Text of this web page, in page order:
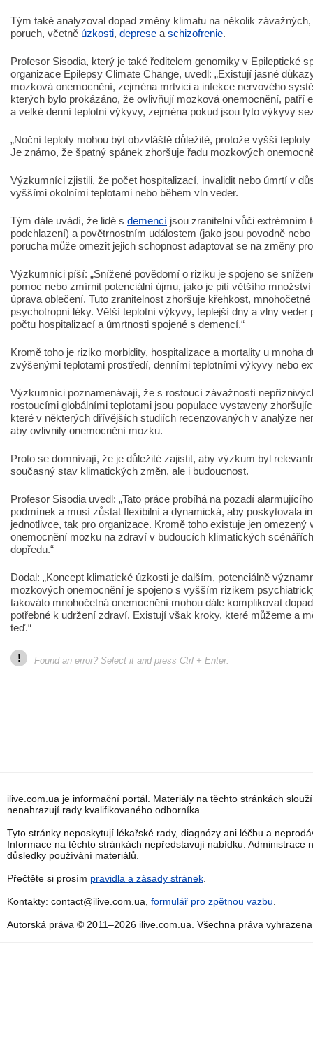
Tým také analyzoval dopad změny klimatu na několik
poruch, včetně úzkosti, deprese a schizofrenie.
Profesor Sisodia, který je také ředitelem genomiky v Epileptické
organizace Epilepsy Climate Change, uvedl: „Existují jasné
mozková onemocnění, zejména mrtvici a infekce nervového
kterých bylo prokázáno, že ovlivňují mozková onemocnění, patří
a velké denní teplotní výkyvy, zejména pokud jsou tyto výkyvy
„Noční teploty mohou být obzvláště důležité, protože vyšší
Je známo, že špatný spánek zhoršuje řadu mozkových
Výzkumníci zjistili, že počet hospitalizací, invalidit nebo úmrtí v
vyššími okolními teplotami nebo během vln veder.
Tým dále uvádí, že lidé s demencí jsou zranitelní vůči extrémním
podchlazení) a povětrnostním událostem (jako jsou povodně
porucha může omezit jejich schopnost adaptovat se na změny
Výzkumníci píší: „Snížené povědomí o riziku je spojeno se
pomoc nebo zmírnit potenciální újmu, jako je pití většího
úprava oblečení. Tuto zranitelnost zhoršuje křehkost,
psychotropní léky. Větší teplotní výkyvy, teplejší dny a vlny veder
počtu hospitalizací a úmrtnosti spojené s demencí.“
Kromě toho je riziko morbidity, hospitalizace a mortality u mnoha
zvýšenými teplotami prostředí, denními teplotními výkyvy nebo
Výzkumníci poznamenávají, že s rostoucí závažností
rostoucími globálními teplotami jsou populace vystaveny
které v některých dřívějších studiích recenzovaných v analýze
aby ovlivnily onemocnění mozku.
Proto se domnívají, že je důležité zajistit, aby výzkum byl
současný stav klimatických změn, ale i budoucnost.
Profesor Sisodia uvedl: „Tato práce probíhá na pozadí
podmínek a musí zůstat flexibilní a dynamická, aby poskytovala
jednotlivce, tak pro organizace. Kromě toho existuje jen
onemocnění mozku na zdraví v budoucích klimatických
dopředu.“
Dodal: „Koncept klimatické úzkosti je dalším, potenciálně
mozkových onemocnění je spojeno s vyšším rizikem
takováto mnohočetná onemocnění mohou dále komplikovat
potřebné k udržení zdraví. Existují však kroky, které můžeme a
teď.“
! Found an error? Select it and press Ctrl + Enter.
ilive.com.ua je informační portál. Materiály na těchto stránkách
nenahrazují rady kvalifikovaného odborníka.
Tyto stránky neposkytují lékařské rady, diagnózy ani léčbu a
Informace na těchto stránkách nepředstavují nabídku. Administrace
důsledky používání materiálů.
Přečtěte si prosím pravidla a zásady stránek
Kontakty: contact@ilive.com.ua, formulář pro zpětnou vazbu
Autorská práva © 2011–2026 ilive.com.ua. Všechna práva